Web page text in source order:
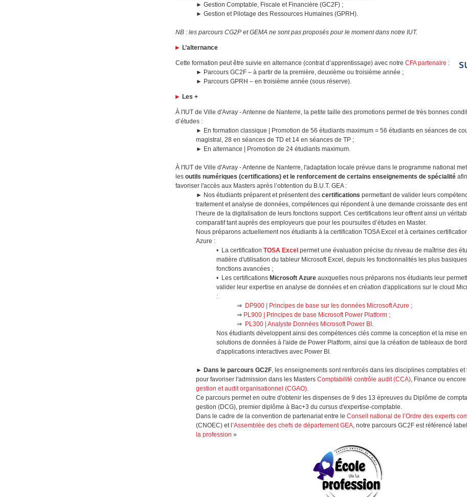
►Gestion Comptable, Fiscale et Financière (GC2F) ;
► Gestion et Pilotage des Ressources Humaines (GPRH).
NB : les parcours CG2P et GEMA ne sont pas proposés pour le moment dans notre IUT.
L’alternance
Cette formation peut être suivie en alternance (contrat d’apprentissage) avec notreCFA partenaire :
► Parcours GC2F – à partir de la première, deuxième ou troisième année ;
► Parcours GPRH – en troisième année (sous réserve).
Les +
À l'IUT de Ville d'Avray - Antenne de Nanterre, la petite taille des promotions permet de très bonnes
d’études :
► En formation classique | Promotion de 56 étudiants maximum = 56 étudiants en séances de
magistral, 28 en séances de TD et 14 en séances de TP ;
► En alternance | Promotion de 24 étudiants maximum.
À l'IUT de Ville d'Avray - Antenne de Nanterre, l'adaptation locale prévue dans le programme national
lesoutils numériques (certifications) et le renforcement de certains enseignements de spécialité
favoriser l'accès aux Masters après l’obtention du B.U.T. GEA :
► Nos étudiants préparent et présentent descertificationspermettant de valider leurs
traitement et analyse de données, compétences qui répondent à une demande croissante des
l’heure de la digitalisation de leurs fonctions support. Ces certifications leur offrent ainsi un
comparatif tant auprès des employeurs que pour les poursuites d’études en Master.
Nous préparons actuellement nos étudiants à la certification TOSA Excel et à certaines
Azure :
• La certificationTOSA Excel permet une évaluation précise du niveau de maîtrise des
matière d'utilisation du tableur Microsoft Excel, depuis les fonctionnalités les plus
fonctions avancées ;
• Les certifications Microsoft Azure auxquelles nous préparons nos étudiants leur
valider leur expertise en analyse de données et en création d'applications sur le cloud
:
⇒ DP900 | Principes de base sur les données Microsoft Azure ;
⇒ PL900 | Principes de base Microsoft Power Platform ;
⇒ PL300 | Analyste Données Microsoft Power BI.
Nos étudiants développent ainsi des compétences clés comme la conception et la mise
solutions de données à l'aide de Power Platform, ainsi que la création de tableaux de
d'applications interactives avec Power BI.
► Dans le parcours GC2F, les enseignements sont renforcés dans les disciplines comptables et
pour favoriser l'admission dans les MastersComptabilité contrôle audit (CCA), Finance ou
gestion et audit organisationnel (CGAO).
Ce parcours permet en outre d'obtenir les dispenses de 9 des 13 épreuves du Diplôme de
gestion (DCG), premier diplôme à Bac+3 du cursus d'expertise-comptable.
Dans le cadre de la convention de partenariat entre leConseil national de l’Ordre des experts
(CNOEC) et l’Assemblée des chefs de département GEA, notre parcours GC2F est référencé
la profession »